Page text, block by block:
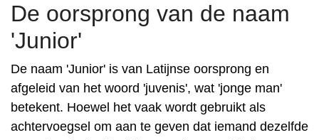
De oorsprong van de naam
'Junior'
De naam 'Junior' is van Latijnse oorsprong en
afgeleid van het woord 'juvenis', wat 'jonge man'
betekent. Hoewel het vaak wordt gebruikt als
achtervoegsel om aan te geven dat iemand dezelfde